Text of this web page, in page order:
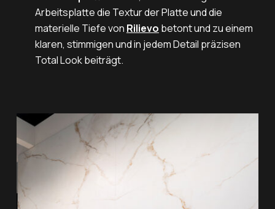
Arbeitsplatte die Textur der Platte und die
materielle Tiefe von Rilievo betont und zu einem
klaren, stimmigen und in jedem Detail präzisen
Total Look beiträgt.